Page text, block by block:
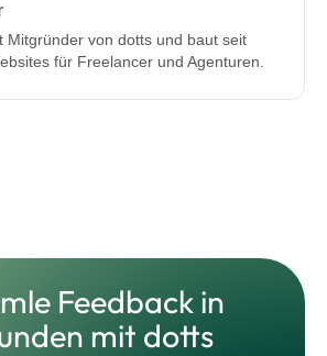
Mitgründer von dotts und baut seit
für Freelancer und Agenturen.
Feedback in
mit dotts